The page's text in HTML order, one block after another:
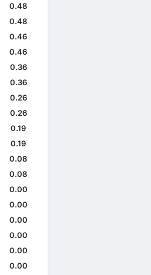
0.48
0.48
0.46
0.46
0.36
0.36
0.26
0.26
0.19
0.19
0.08
0.08
0.00
0.00
0.00
0.00
0.00
0.00